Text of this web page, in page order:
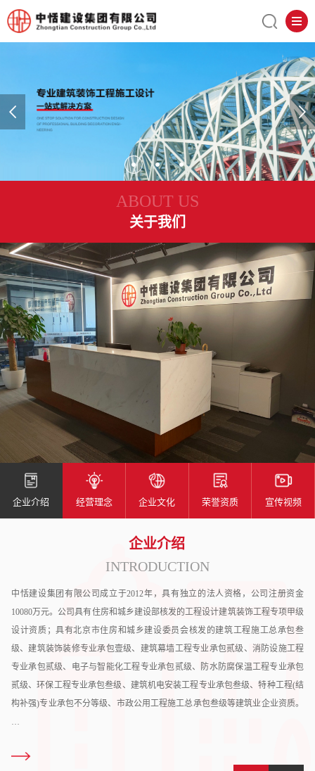
ABOUT US
关于我们
企业介绍 经营理念 企业文化 荣誉资质 宣传视频
企业介绍
INTRODUCTION
中恬建设集团有限公司成立于2012年，具有独立的法人资格，公司注册资金
10080万元。公司具有住房和城乡建设部核发的工程设计建筑装饰工程专项甲级
设计资质；具有北京市住房和城乡建设委员会核发的建筑工程施工总承包叁
级、建筑装饰装修专业承包壹级、建筑幕墙工程专业承包贰级、消防设施工程
专业承包贰级、电子与智能化工程专业承包贰级、防水防腐保温工程专业承包
贰级、环保工程专业承包叁级、建筑机电安装工程专业承包叁级、特种工程(结
构补强)专业承包不分等级、市政公用工程施工总承包叁级等建筑业企业资质。